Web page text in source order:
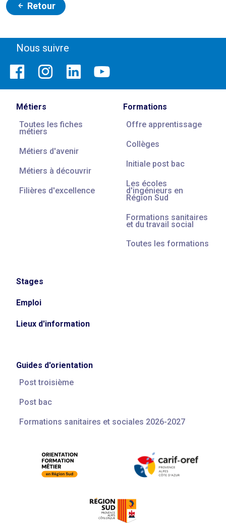
Retour
Nous suivre
Métiers
Toutes les fiches
métiers
Métiers d'avenir
Métiers à découvrir
Filières d'excellence
Formations
Offre apprentissage
Collèges
Initiale post bac
Les écoles
d'ingénieurs en
Région Sud
Formations sanitaires
et du travail social
Toutes les formations
Stages
Emploi
Lieux d'information
Guides d'orientation
Post troisième
Post bac
Formations sanitaires et sociales 2026-2027